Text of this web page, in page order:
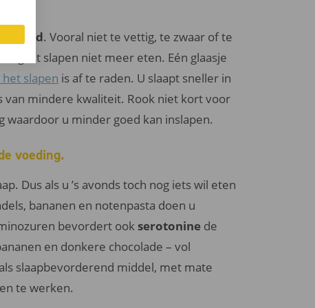
. Vooral niet te vettig, te zwaar of te
u gaat slapen niet meer eten. Eén glaasje
slapen is af te raden. U slaapt sneller in
van mindere kwaliteit. Rook niet kort voor
waardoor u minder goed kan inslapen.
voeding.
Dus als u ’s avonds toch nog iets wil eten
bananen en notenpasta doen u
bevordert ook serotonine de
en donkere chocolade – vol
slaapbevorderend middel, met mate
te werken.